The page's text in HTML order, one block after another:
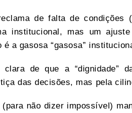
de falta de condições
institucional, mas um
a gasosa “gasosa”
clara de que a “dignidade”
das decisões, mas pela
não dizer impossível)